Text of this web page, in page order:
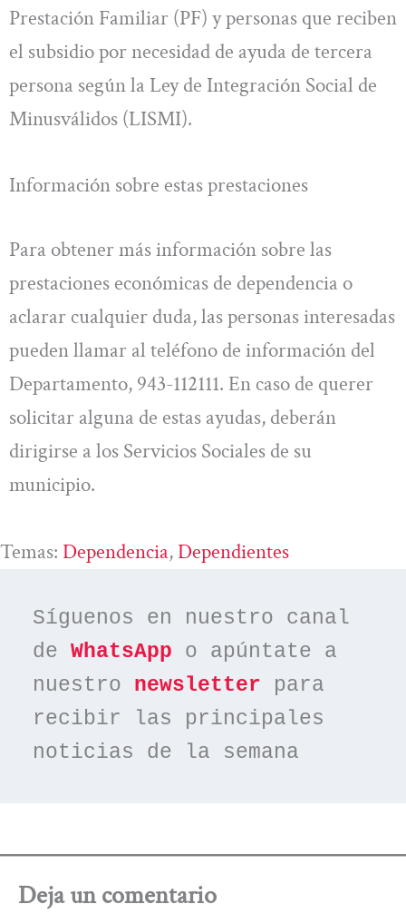
Prestación Familiar (PF) y personas que reciben
el subsidio por necesidad de ayuda de tercera
persona según la Ley de Integración Social de
Minusválidos (LISMI).
Información sobre estas prestaciones
Para obtener más información sobre las
prestaciones económicas de dependencia o
aclarar cualquier duda, las personas interesadas
pueden llamar al teléfono de información del
Departamento, 943-112111. En caso de querer
solicitar alguna de estas ayudas, deberán
dirigirse a los Servicios Sociales de su
municipio.
Temas: Dependencia, Dependientes
Síguenos en nuestro canal
de WhatsApp o apúntate a
nuestro newsletter para
recibir las principales
noticias de la semana
Deja un comentario